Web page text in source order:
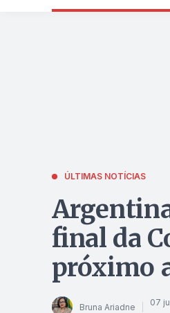
ÚLTIMAS NOTÍCIAS
final da
próximo
Bruna Ariadne 07